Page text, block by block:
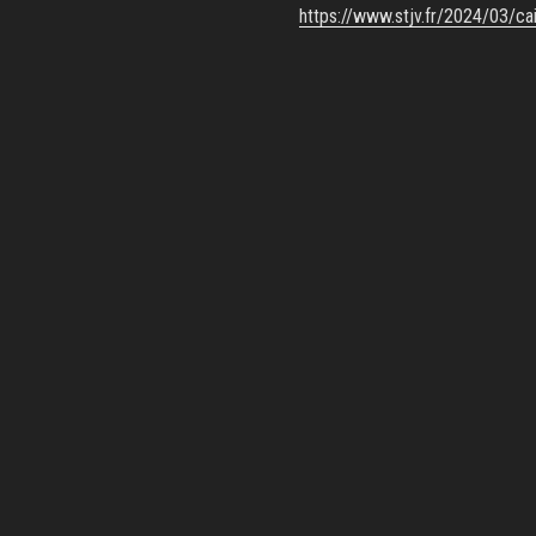
https://www.stjv.fr/2024/03/